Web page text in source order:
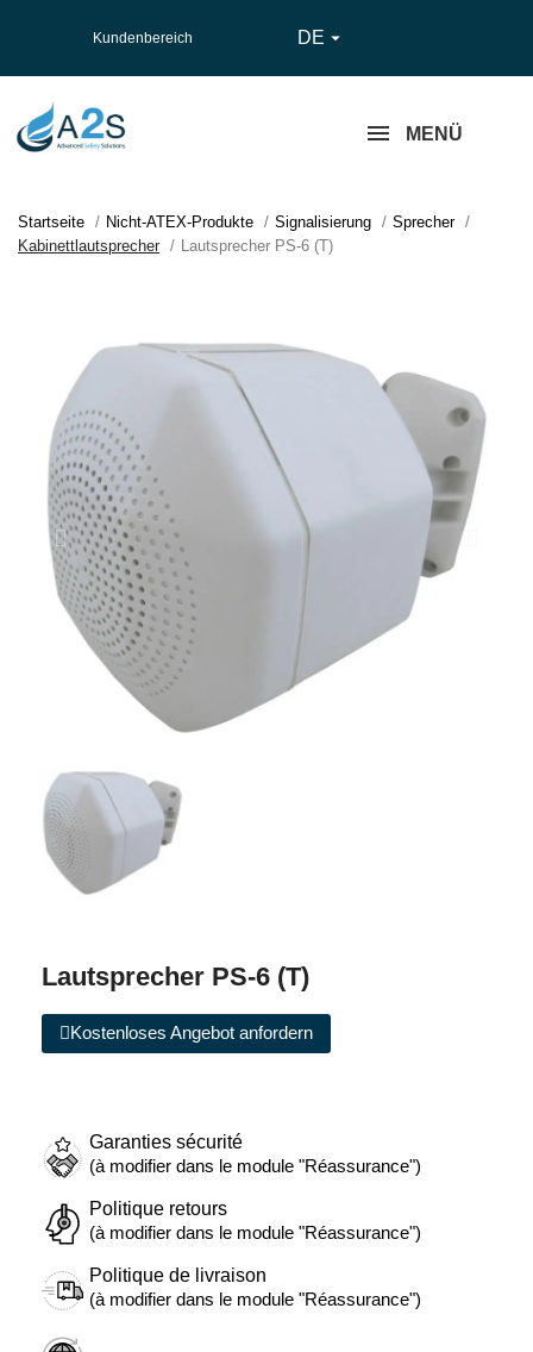
Kundenbereich DE 
MENÜ
Startseite Nicht-ATEX-Produkte Signalisierung
Sprecher
Kabinettlautsprecher
Lautsprecher PS-6 (T)
Lautsprecher PS-6 (T)
Kostenloses Angebot anfordern
Garanties sécurité
(à modifier dans le module "Réassurance")
Politique retours
(à modifier dans le module "Réassurance")
Politique de livraison
(à modifier dans le module "Réassurance")